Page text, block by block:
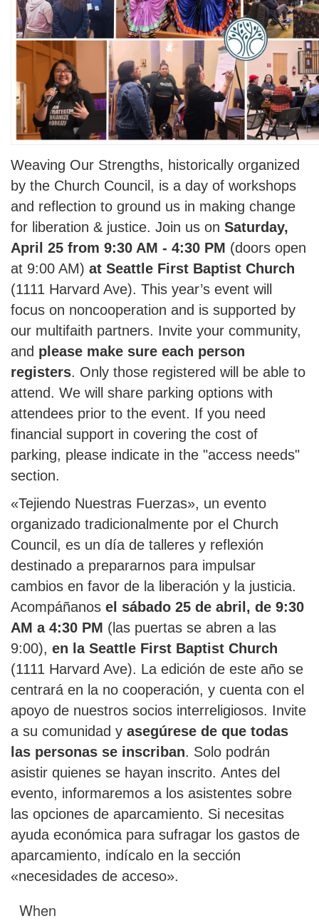
Weaving Our Strengths, historically organized
by the Church Council, is a day of workshops
and reflection to ground us in making change
for liberation & justice. Join us on Saturday,
April 25 from 9:30 AM - 4:30 PM (doors open
at 9:00 AM) at Seattle First Baptist Church
(1111 Harvard Ave). This year’s event will
focus on noncooperation and is supported by
our multifaith partners. Invite your community,
and please make sure each person
registers. Only those registered will be able to
attend. We will share parking options with
attendees prior to the event. If you need
financial support in covering the cost of
parking, please indicate in the "access needs"
section.
«Tejiendo Nuestras Fuerzas», un evento
organizado tradicionalmente por el Church
Council, es un día de talleres y reflexión
destinado a prepararnos para impulsar
cambios en favor de la liberación y la justicia.
Acompáñanos el sábado 25 de abril, de 9:30
AM a 4:30 PM (las puertas se abren a las
9:00), en la Seattle First Baptist Church
(1111 Harvard Ave). La edición de este año se
centrará en la no cooperación, y cuenta con el
apoyo de nuestros socios interreligiosos. Invite
a su comunidad y asegúrese de que todas
las personas se inscriban. Solo podrán
asistir quienes se hayan inscrito. Antes del
evento, informaremos a los asistentes sobre
las opciones de aparcamiento. Si necesitas
ayuda económica para sufragar los gastos de
aparcamiento, indícalo en la sección
«necesidades de acceso».
When